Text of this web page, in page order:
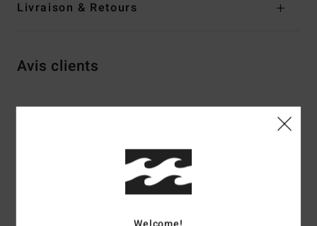
Livraison & Retours
Avis clients
4.8/5